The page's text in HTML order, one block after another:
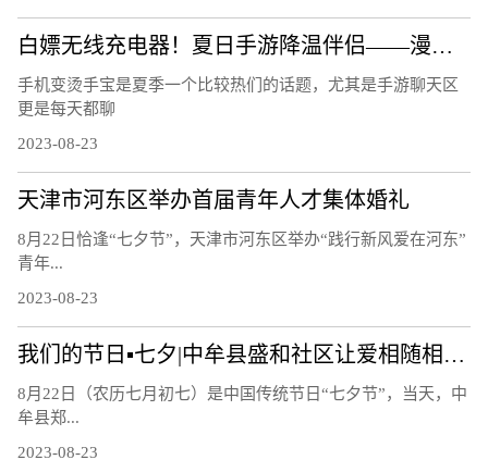
白嫖无线充电器！夏日手游降温伴侣——漫步者C4 Pro磁吸散热器
手机变烫手宝是夏季一个比较热们的话题，尤其是手游聊天区
更是每天都聊
2023-08-23
天津市河东区举办首届青年人才集体婚礼
8月22日恰逢“七夕节”，天津市河东区举办“践行新风爱在河东”
青年...
2023-08-23
我们的节日▪七夕|中牟县盛和社区让爱相随相约白首
8月22日（农历七月初七）是中国传统节日“七夕节”，当天，中
牟县郑...
2023-08-23